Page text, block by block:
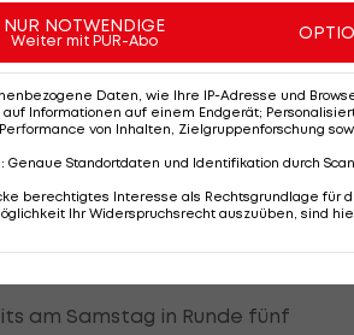
erhöht Littler auf 10:7.
Doppel aus. Der vierte
liegt bei 89,49 Punkten.
am Samstag in Runde fünf
NUR NOTWENDIGE
Weiter mit PUR-Abo
Daten, wie Ihre IP-Adresse und
Informationen auf einem Endgerät;
von Inhalten, Zielgruppenforschung
: Genaue Standortdaten und Identifikation durch
berechtigtes Interesse als Rechtsgrundlage für
Ihr Widerspruchsrecht auszuüben, sind